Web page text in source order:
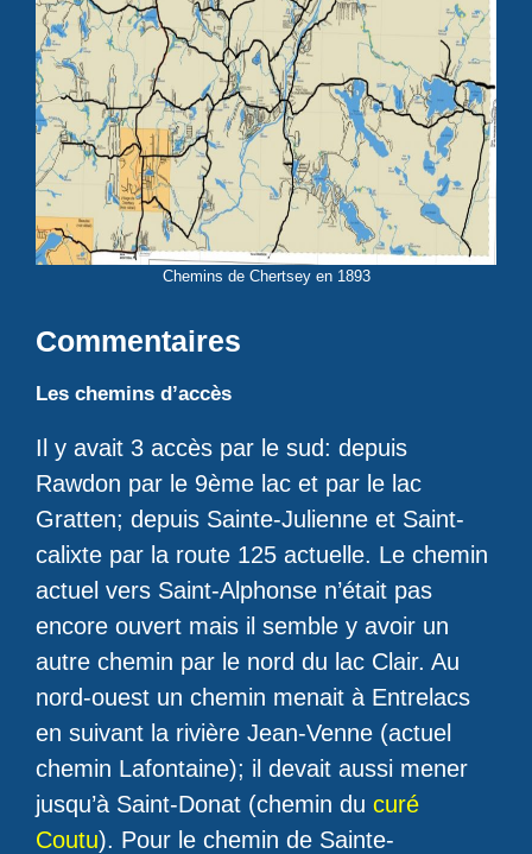
Chemins de Chertsey en 1893
Commentaires
Les chemins d’accès
Il y avait 3 accès par le sud: depuis
Rawdon par le 9ème lac et par le lac
Gratten; depuis Sainte-Julienne et Saint-
calixte par la route 125 actuelle. Le chemin
actuel vers Saint-Alphonse n’était pas
encore ouvert mais il semble y avoir un
autre chemin par le nord du lac Clair. Au
nord-ouest un chemin menait à Entrelacs
en suivant la rivière Jean-Venne (actuel
chemin Lafontaine); il devait aussi mener
jusqu’à Saint-Donat (chemin du curé
Coutu). Pour le chemin de Sainte-